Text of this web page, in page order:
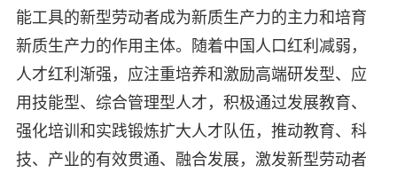
能工具的新型劳动者成为新质生产力的主力和培育
新质生产力的作用主体。随着中国人口红利减弱，
人才红利渐强，应注重培养和激励高端研发型、应
用技能型、综合管理型人才，积极通过发展教育、
强化培训和实践锻炼扩大人才队伍，推动教育、科
技、产业的有效贯通、融合发展，激发新型劳动者